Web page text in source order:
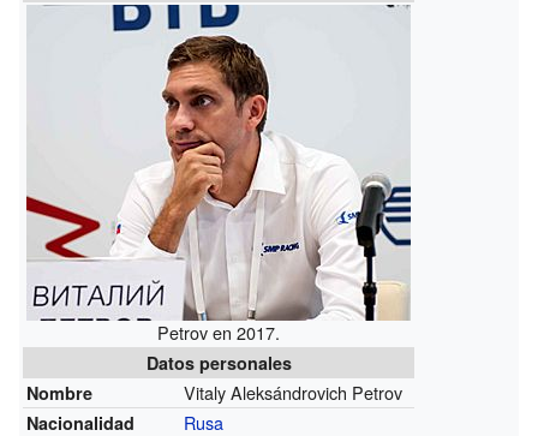
Petrov en 2017.
Datos personales
Nombre
Vitaly Aleksándrovich Petrov
Nacionalidad Rusa